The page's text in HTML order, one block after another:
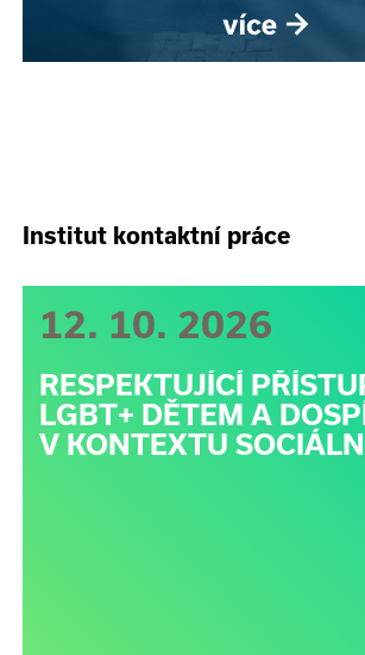
Institut kontaktní práce
12. 10. 2026
RESPEKTUJÍCÍ
LGBT+ DĚTEM A
V KONTEXTU